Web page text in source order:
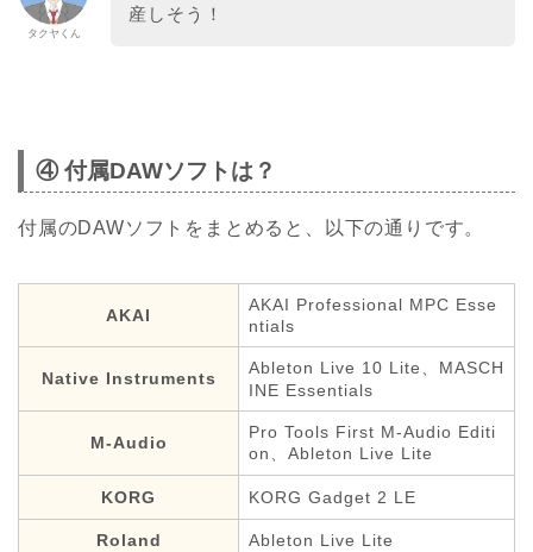
タクヤくん
産しそう！
④ 付属DAWソフトは？
付属のDAWソフトをまとめると、以下の通りです。
AKAI
AKAI Professional MPC Esse
ntials
Native Instruments
Ableton Live 10 Lite、MASCH
INE Essentials
M-Audio
Pro Tools First M-Audio Editi
on、Ableton Live Lite
KORG KORG Gadget 2 LE
Roland Ableton Live Lite